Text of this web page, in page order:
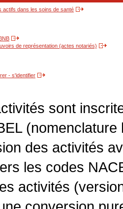
actifs dans les soins de santé
de représentation (actes notariés)
- s'identifier
sont
des activités
les codes
activités